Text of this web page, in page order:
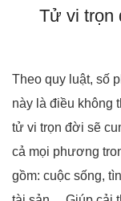
Tử vi trọn
Theo quy luật, số
này là điều không
tử vi trọn đời sẽ
cả mọi phương
gồm: cuộc sống,